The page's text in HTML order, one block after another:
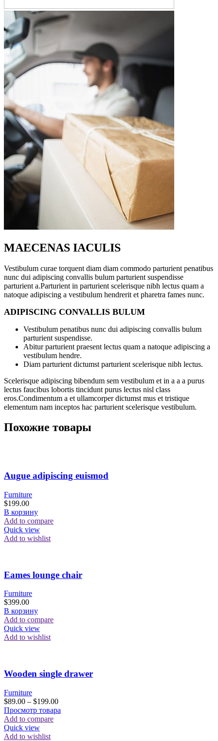
MAECENAS IACULIS
Vestibulum curae torquent diam diam commodo parturient penatibus
nunc dui adipiscing convallis bulum parturient suspendisse
parturient a.Parturient in parturient scelerisque nibh lectus quam a
natoque adipiscing a vestibulum hendrerit et pharetra fames nunc.
ADIPISCING CONVALLIS BULUM
Vestibulum penatibus nunc dui adipiscing convallis bulum
parturient suspendisse.
Abitur parturient praesent lectus quam a natoque adipiscing a
vestibulum hendre.
Diam parturient dictumst parturient scelerisque nibh lectus.
Scelerisque adipiscing bibendum sem vestibulum et in a a a purus
lectus faucibus lobortis tincidunt purus lectus nisl class
eros.Condimentum a et ullamcorper dictumst mus et tristique
elementum nam inceptos hac parturient scelerisque vestibulum.
Похожие товары
Augue adipiscing euismod
Furniture
$199.00
В корзину
Add to compare
Quick view
Add to wishlist
Eames lounge chair
Furniture
$399.00
В корзину
Add to compare
Quick view
Add to wishlist
Wooden single drawer
Furniture
$89.00 – $199.00
Просмотр товара
Add to compare
Quick view
Add to wishlist